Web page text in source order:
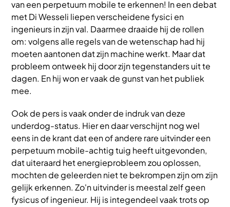
van een perpetuum mobile te erkennen! In een debat
met Di Wesseli liepen verscheidene fysici en
ingenieurs in zijn val. Daarmee draaide hij de rollen
om: volgens alle regels van de wetenschap had hij
moeten aantonen dat zijn machine werkt. Maar dat
probleem ontweek hij door zijn tegenstanders uit te
dagen. En hij won er vaak de gunst van het publiek
mee.
Ook de pers is vaak onder de indruk van deze
underdog-status. Hier en daar verschijnt nog wel
eens in de krant dat een of andere rare uitvinder een
perpetuum mobile-achtig tuig heeft uitgevonden,
dat uiteraard het energieprobleem zou oplossen,
mochten de geleerden niet te bekrompen zijn om zijn
gelijk erkennen. Zo'n uitvinder is meestal zelf geen
fysicus of ingenieur. Hij is integendeel vaak trots op